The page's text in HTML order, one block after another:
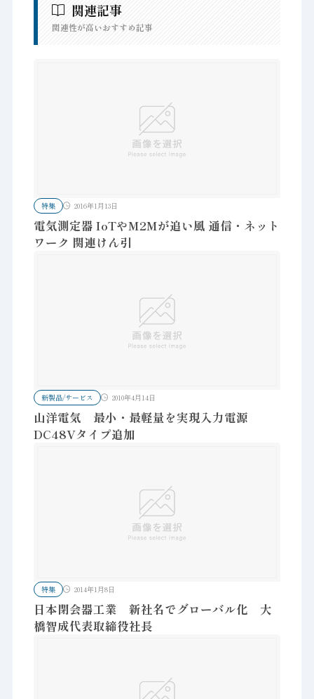
関連記事
関連性が高いおすすめ記事
特集 2016年1月13日
電気測定器 IoTやM2Mが追い風 通信・ネット
ワーク 関連けん引
新製品/サービス 2010年4月14日
山洋電気 最小・最軽量を実現入力電源
DC48Vタイプ追加
特集 2014年1月8日
日本閉会器工業 新社名でグローバル化 大
橋智成代表取締役社長